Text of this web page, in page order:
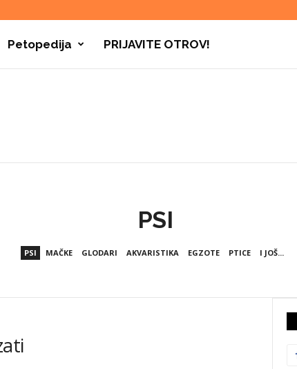
Petopedija PRIJAVITE OTROV!
PSI
PSI MAČKE GLODARI AKVARISTIKA EGZOTE PTICE I JOŠ...